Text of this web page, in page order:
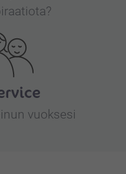
vuoksesi